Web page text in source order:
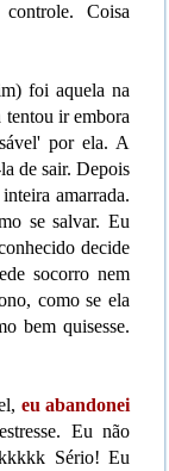
Coisa
foi aquela na
tentou ir embora
por ela. A
de sair. Depois
amarrada.
se salvar. Eu
decide
socorro nem
como se ela
bem quisesse.
eu abandonei
Eu não
Sério! Eu